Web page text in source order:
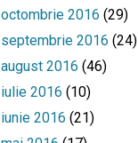
octombrie 2016 (29)
septembrie 2016 (24)
august 2016 (46)
iulie 2016 (10)
iunie 2016 (21)